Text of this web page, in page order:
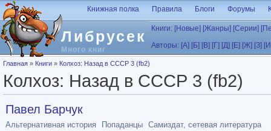
Перейти к основному содержанию
Либрусек
Много книг
Книжная полка Правила Блоги Форумы
Книги: [Новые] [Жанры] [Серии]
Авторы: [А] [Б] [В] [Г] [Д] [Е] [Ж] [З]
Вы здесь
Главная » Книги » Колхоз: Назад в СССР 3 (fb2)
Колхоз: Назад в СССР 3 (fb2)
Павел Барчук
Альтернативная история Попаданцы Самиздат, сетевая литература